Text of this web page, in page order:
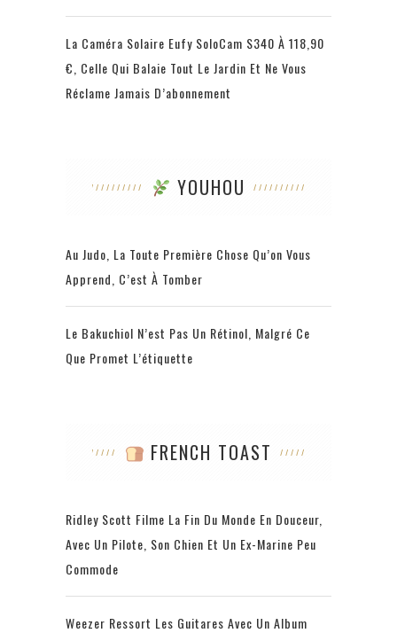
La Caméra Solaire Eufy SoloCam S340 À 118,90
€, Celle Qui Balaie Tout Le Jardin Et Ne Vous
Réclame Jamais D’abonnement
YOUHOU
Au Judo, La Toute Première Chose Qu’on Vous
Apprend, C’est À Tomber
Le Bakuchiol N’est Pas Un Rétinol, Malgré Ce
Que Promet L’étiquette
FRENCH TOAST
Ridley Scott Filme La Fin Du Monde En Douceur,
Avec Un Pilote, Son Chien Et Un Ex-Marine Peu
Commode
Weezer Ressort Les Guitares Avec Un Album